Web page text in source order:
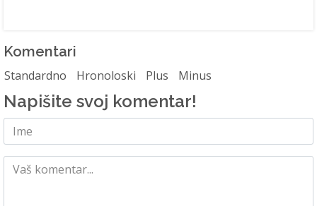
Komentari
Standardno Hronoloski Plus Minus
Napišite svoj komentar!